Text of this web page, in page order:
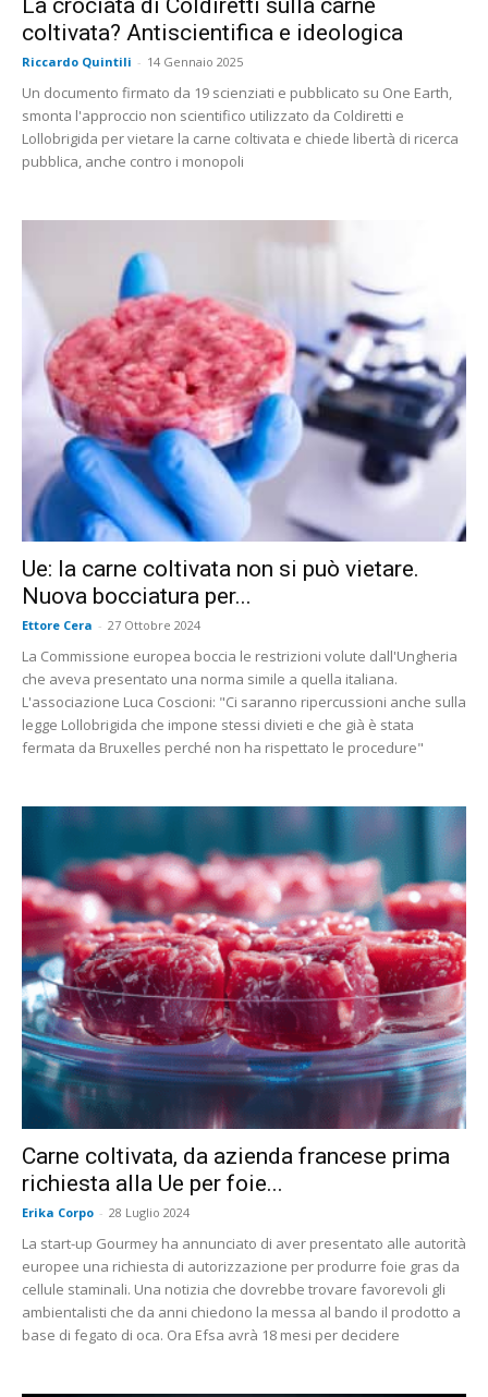
coltivata? Antiscientifica e ideologica
Riccardo Quintili - 14 Gennaio 2025
Un documento firmato da 19 scienziati e pubblicato su One Earth,
smonta l'approccio non scientifico utilizzato da Coldiretti e
Lollobrigida per vietare la carne coltivata e chiede libertà di ricerca
pubblica, anche contro i monopoli
Ue: la carne coltivata non si può vietare.
Nuova bocciatura per...
Ettore Cera - 27 Ottobre 2024
La Commissione europea boccia le restrizioni volute dall'Ungheria
che aveva presentato una norma simile a quella italiana.
L'associazione Luca Coscioni: "Ci saranno ripercussioni anche sulla
legge Lollobrigida che impone stessi divieti e che già è stata
fermata da Bruxelles perché non ha rispettato le procedure"
Carne coltivata, da azienda francese prima
richiesta alla Ue per foie...
Erika Corpo - 28 Luglio 2024
La start-up Gourmey ha annunciato di aver presentato alle autorità
europee una richiesta di autorizzazione per produrre foie gras da
cellule staminali. Una notizia che dovrebbe trovare favorevoli gli
ambientalisti che da anni chiedono la messa al bando il prodotto a
base di fegato di oca. Ora Efsa avrà 18 mesi per decidere